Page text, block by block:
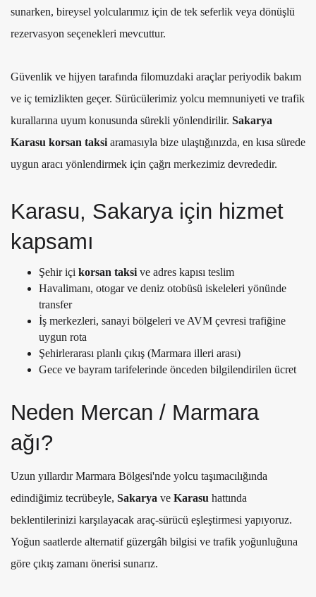
sunarken, bireysel yolcularımız için de tek seferlik veya dönüşlü
rezervasyon seçenekleri mevcuttur.
Güvenlik ve hijyen tarafında filomuzdaki araçlar periyodik bakım
ve iç temizlikten geçer. Sürücülerimiz yolcu memnuniyeti ve trafik
kurallarına uyum konusunda sürekli yönlendirilir. Sakarya
Karasu korsan taksi aramasıyla bize ulaştığınızda, en kısa sürede
uygun aracı yönlendirmek için çağrı merkezimiz devrededir.
Karasu, Sakarya için hizmet
kapsamı
Şehir içi korsan taksi ve adres kapısı teslim
Havalimanı, otogar ve deniz otobüsü iskeleleri yönünde
transfer
İş merkezleri, sanayi bölgeleri ve AVM çevresi trafiğine
uygun rota
Şehirlerarası planlı çıkış (Marmara illeri arası)
Gece ve bayram tarifelerinde önceden bilgilendirilen ücret
Neden Mercan / Marmara
ağı?
Uzun yıllardır Marmara Bölgesi'nde yolcu taşımacılığında
edindiğimiz tecrübeyle, Sakarya ve Karasu hattında
beklentilerinizi karşılayacak araç-sürücü eşleştirmesi yapıyoruz.
Yoğun saatlerde alternatif güzergâh bilgisi ve trafik yoğunluğuna
göre çıkış zamanı önerisi sunarız.